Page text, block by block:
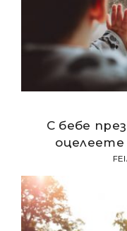
С бебе
оцелеете